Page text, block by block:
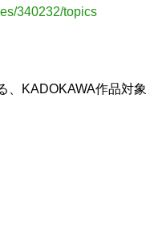
340232/topics
、KADOKAWA作品対象